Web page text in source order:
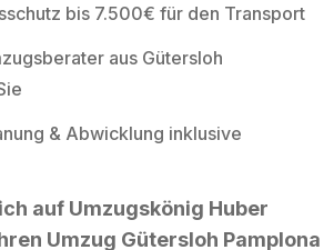
bis 7.500€ für den Transport
aus Gütersloh
& Abwicklung inklusive
auf Umzugskönig Huber
Umzug Gütersloh Pamplona